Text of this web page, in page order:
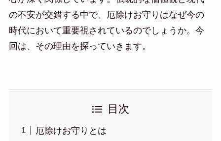
の不安が交錯する中で、厄除けお守りはなぜ今の
時代において重要視されているのでしょうか。今
回は、その理由を探っていきます。
目次
厄除けお守りとは